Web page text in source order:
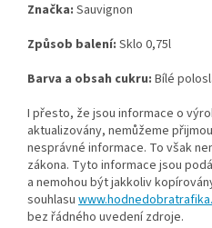
Značka: Sauvignon
Způsob balení: Sklo 0,75l
Barva a obsah cukru: Bílé
I přesto, že jsou informace o
aktualizovány, nemůžeme
nesprávné informace. To však
zákona. Tyto informace jsou
a nemohou být jakkoliv
souhlasu
bez řádného uvedení zdroje.